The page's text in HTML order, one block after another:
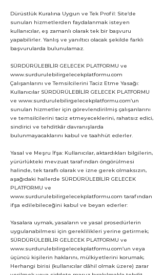
Dürüstlük Kuralına Uygun ve Tek Profil: Site’de
sunulan hizmetlerden faydalanmak isteyen
kullanıcılar, eş zamanlı olarak tek bir başvuru
yapabilirler. Yanlış ve yanıltıcı olacak şekilde farklı
başvurularda bulunulamaz.
SÜRDÜRÜLEBİLİR GELECEK PLATFORMU ve
www.surdurulebilirgelecekplatformu.com
Çalışanlarını ve Temsilcilerini Taciz Etme Yasağı:
Kullanıcılar SÜRDÜRÜLEBİLİR GELECEK PLATFORMU
ve www.surdurulebilirgelecekplatformu.com’un
sunulan hizmetler için görevlendirilmiş çalışanlarını
ve temsilcilerini taciz etmeyeceklerini, rahatsız edici,
sindirici ve tehditkâr davranışlarda
bulunmayacaklarını kabul ve taahhüt ederler.
Yasal ve Meşru İfşa: Kullanıcılar, aktardıkları bilgilerin,
yürürlükteki mevzuat tarafından öngörülmesi
halinde, tek taraflı olarak ve izne gerek olmaksızın,
aşağıdaki hallerde SÜRDÜRÜLEBİLİR GELECEK
PLATFORMU ve
www.surdurulebilirgelecekplatformu.com tarafından
ifşa edilebileceğini kabul ve beyan ederler:
Yasalara uymak, yasaların ve yasal prosedürlerin
uygulanabilmesi için gereklilikleri yerine getirmek;
SÜRDÜRÜLEBİLİR GELECEK PLATFORMU ve
www.surdurulebilirgelecekplatformu.com’un veya
üçüncü kişilerin haklarını, mülkiyetlerini korumak;
Herhangi birisi (kullanıcılar dâhil olmak üzere) zarar